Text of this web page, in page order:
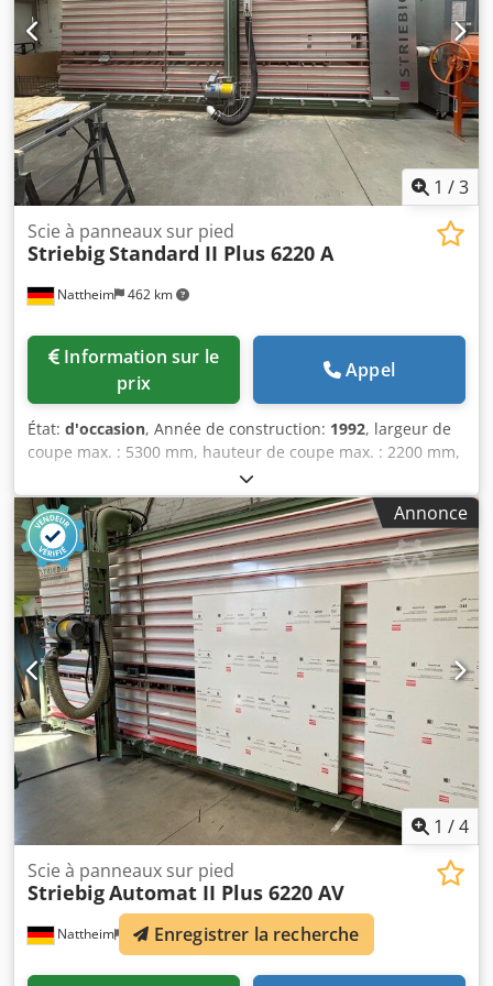
= 2 coffres à outils, plateau de chargement Veldhuizen
ouvert avec parois latérales en aluminium 500 x 220 mm,
points d’arrimage encastrés, charge utile de 6 500 kg !!
1 /3
Nattheim 462 km
Scie à panneaux sur pied
StriebigStandard II Plus 6220 A
prix
Appel
État: d'occasion, Année de construction: 1992, largeur de
coupe max. : 5300 mm, hauteur de coupe max. : 2200 mm,
diamètre de la lame de scie : 300 mm, épaisseur maxi
usinable : 80 mm, alésage de la lame : 30 mm, support
inférieur : rouleaux fixes, support de matériau : lattes
plastiques pivotantes, système de mesure : échelle
graduée, inclinaison de la tête de scie : manuelle, avance
de sciage : manuelle, fixation : autoportante, aspiration :
extraction externe, verrouillage de la poutre de scie :
manuel, poids env. : 1500 kg, dimensions : 6300 x 1300 x
2900 mm, puissance moteur : 5,5 kW. Emplacement :
Nattheim Dedpjy H E Utefx Aansck
Annonce
1 /4
Nattheim 462 km
Scie à panneaux sur pied
StriebigAutomat II Plus 6220 AV
Enregistrer la recherche